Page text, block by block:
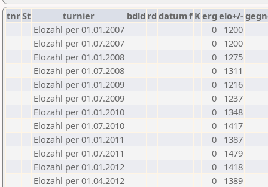
tnrSt turnier bdld rd datumf Kerg elo+/-
Elozahl per 01.01.2007
0
1200
Elozahl per 01.07.2007
0
1200
Elozahl per 01.01.2008
0
1275
Elozahl per 01.07.2008
0
1311
Elozahl per 01.01.2009
0
1216
Elozahl per 01.07.2009
0
1237
Elozahl per 01.01.2010
0
1348
Elozahl per 01.07.2010
0
1417
Elozahl per 01.01.2011
0
1387
Elozahl per 01.07.2011
0
1479
Elozahl per 01.01.2012
0
1418
Elozahl per 01.04.2012
0
1389